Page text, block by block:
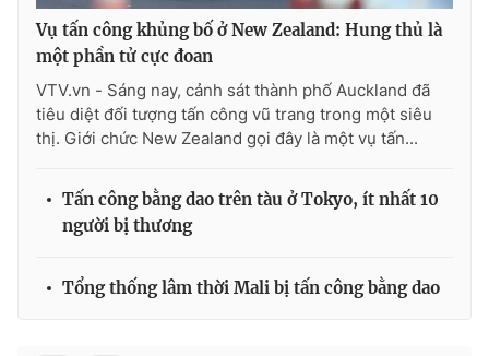
Vụ tấn công khủng bố ở New Zealand: Hung thủ là
một phần tử cực đoan
VTV.vn - Sáng nay, cảnh sát thành phố Auckland đã
tiêu diệt đối tượng tấn công vũ trang trong một siêu
thị. Giới chức New Zealand gọi đây là một vụ tấn...
Tấn công bằng dao trên tàu ở Tokyo, ít nhất 10
người bị thương
Tổng thống lâm thời Mali bị tấn công bằng dao